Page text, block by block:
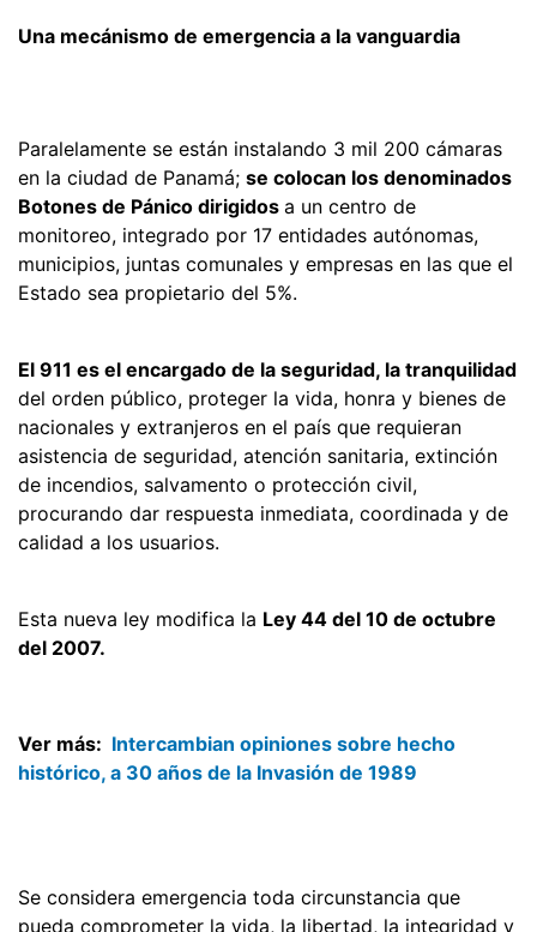
Una mecánismo de emergencia a la vanguardia
Paralelamente se están instalando 3 mil 200 cámaras
en la ciudad de Panamá; se colocan los denominados
Botones de Pánico dirigidos a un centro de
monitoreo, integrado por 17 entidades autónomas,
municipios, juntas comunales y empresas en las que el
Estado sea propietario del 5%.
El 911 es el encargado de la seguridad, la tranquilidad
del orden público, proteger la vida, honra y bienes de
nacionales y extranjeros en el país que requieran
asistencia de seguridad, atención sanitaria, extinción
de incendios, salvamento o protección civil,
procurando dar respuesta inmediata, coordinada y de
calidad a los usuarios.
Esta nueva ley modifica la Ley 44 del 10 de octubre
del 2007.
Ver más: Intercambian opiniones sobre hecho
histórico, a 30 años de la Invasión de 1989
Se considera emergencia toda circunstancia que
pueda comprometer la vida, la libertad, la integridad y